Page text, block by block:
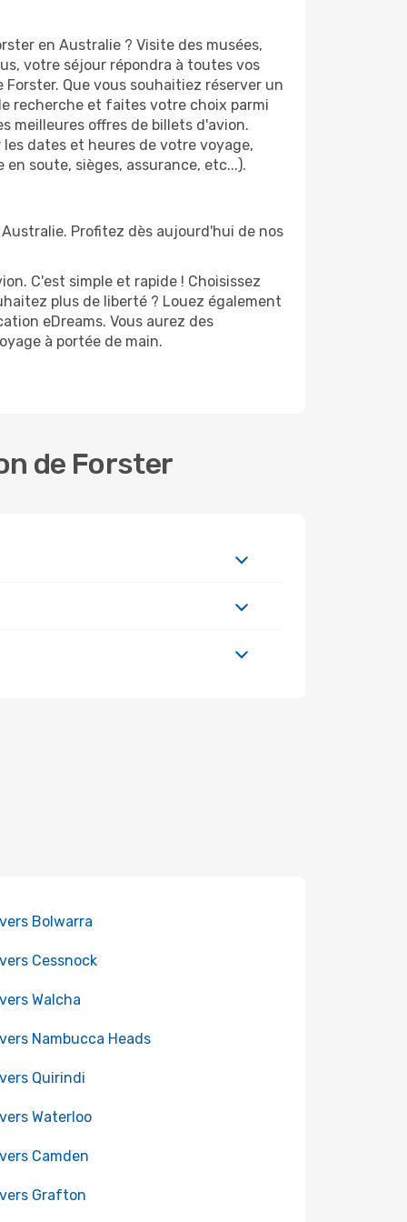
en Australie ? Visite des musées,
votre séjour répondra à toutes vos
Que vous souhaitiez réserver un
recherche et faites votre choix parmi
meilleures offres de billets d'avion.
dates et heures de votre voyage,
soute, sièges, assurance, etc...).
Profitez dès aujourd'hui de nos
C'est simple et rapide ! Choisissez
plus de liberté ? Louez également
eDreams. Vous aurez des
à portée de main.
de Forster
Bolwarra
Cessnock
Walcha
Nambucca Heads
Quirindi
Waterloo
Camden
Grafton